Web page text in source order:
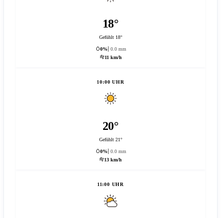
18°
Gefühlt 18°
0%
0.0 mm
11 km/h
10:00 UHR
20°
Gefühlt 21°
0%
0.0 mm
13 km/h
11:00 UHR